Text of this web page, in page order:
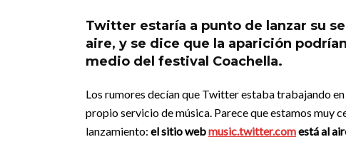
Twitter estaría a punto de lanzar su
aire, y se dice que la aparición
medio del festival Coachella.
Los rumores decían que Twitter estaba trabajando en
propio servicio de música. Parece que estamos muy
lanzamiento: el sitio webmusic.twitter.comestá al